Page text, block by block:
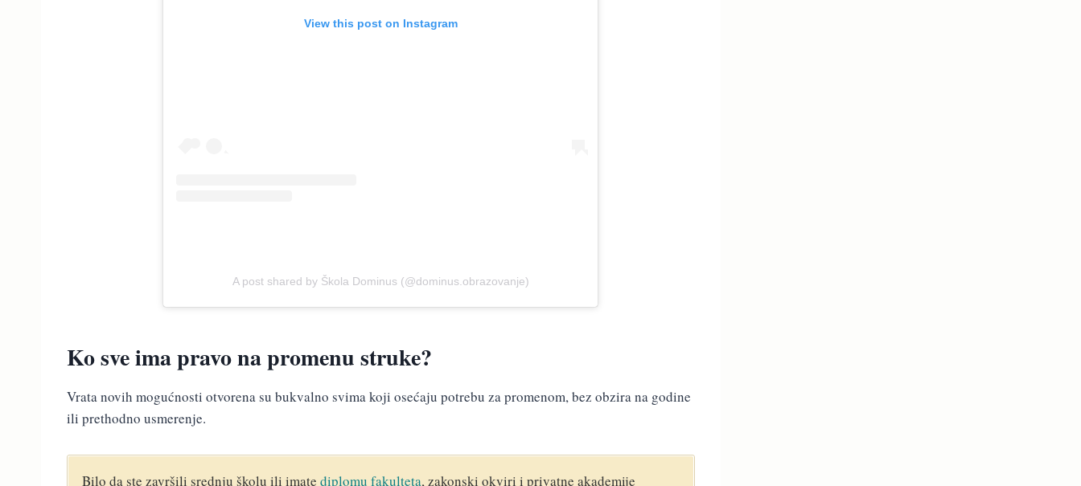
View this post on Instagram
A post shared by Škola Dominus (@dominus.obrazovanje)
Ko sve ima pravo na promenu struke?
Vrata novih mogućnosti otvorena su bukvalno svima koji osećaju potrebu za promenom, bez obzira na godine
ili prethodno usmerenje.
Bilo da ste završili srednju školu ili imate diplomu fakulteta, zakonski okviri i privatne akademije